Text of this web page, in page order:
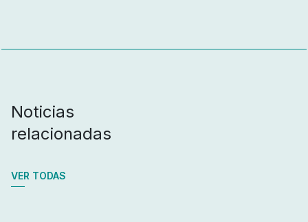
Noticias
relacionadas
VER TODAS